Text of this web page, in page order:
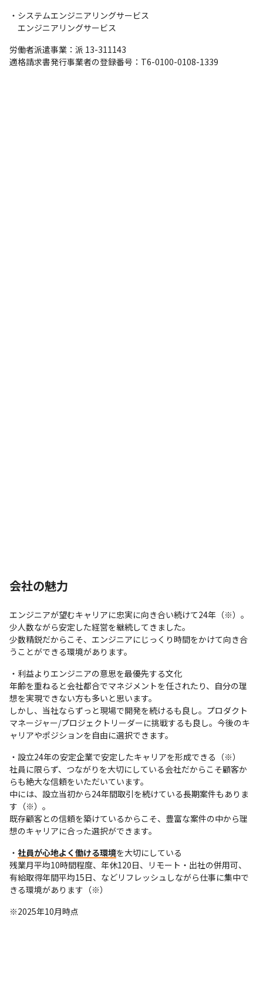
・システムエンジニアリングサービス
エンジニアリングサービス
労働者派遣事業：派 13-311143
適格請求書発行事業者の登録番号：T6-0100-0108-1339
会社の魅力
エンジニアが望むキャリアに忠実に向き合い続けて24年（※）。
少人数ながら安定した経営を継続してきました。
少数精鋭だからこそ、エンジニアにじっくり時間をかけて向き合
うことができる環境があります。
・利益よりエンジニアの意思を最優先する文化
年齢を重ねると会社都合でマネジメントを任されたり、自分の理
想を実現できない方も多いと思います。
しかし、当社ならずっと現場で開発を続けるも良し。プロダクト
マネージャー/プロジェクトリーダーに挑戦するも良し。今後のキ
ャリアやポジションを自由に選択できます。
・設立24年の安定企業で安定したキャリアを形成できる（※）
社員に限らず、つながりを大切にしている会社だからこそ顧客か
らも絶大な信頼をいただいています。
中には、設立当初から24年間取引を続けている長期案件もありま
す（※）。
既存顧客との信頼を築けているからこそ、豊富な案件の中から理
想のキャリアに合った選択ができます。
・ 社員が心地よく働ける環境を大切にしている
残業月平均10時間程度、年休120日、リモート・出社の併用可、
有給取得年間平均15日、などリフレッシュしながら仕事に集中で
きる環境があります（※）
※2025年10月時点